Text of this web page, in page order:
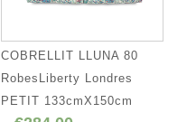
COBRELLIT LLUNA 80
RobesLiberty Londres
PETIT 133cmX150cm